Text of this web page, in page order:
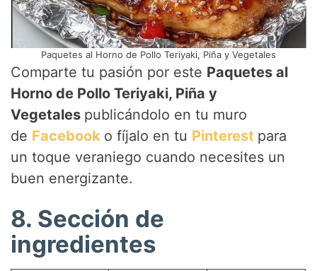
Paquetes al Horno de Pollo Teriyaki, Piña y Vegetales
Comparte tu pasión por este Paquetes al
Horno de Pollo Teriyaki, Piña y
Vegetales publicándolo en tu muro
de Facebook o fíjalo en tu Pinterest para
un toque veraniego cuando necesites un
buen energizante.
8. Sección de
ingredientes